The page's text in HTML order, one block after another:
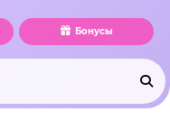
Бонусы